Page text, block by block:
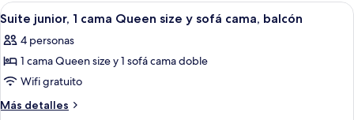
cama
Queen
size
Abrir
todas
las
fotos
de
Suite
Una habitación moderna con una
14
Suite junior, 1 cama Queen size y sofá cama, balcón
4 personas
1 cama Queen size y 1 sofá cama doble
Wifi gratuito
Más detalles
Más